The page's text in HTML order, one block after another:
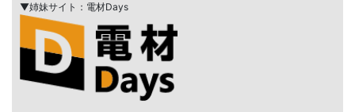
▼姉妹サイト：電材Days